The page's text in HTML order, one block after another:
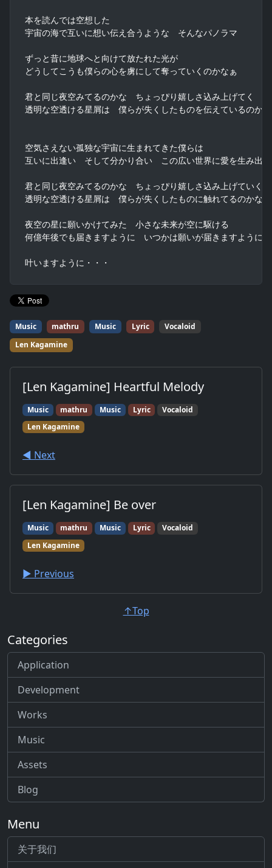
本を読んでは空想した
宇宙の海で互いに想い伝え合うような　そんなパノラマ
ずっと昔に地球へと向けて放たれた光が
どうしてこうも僕らの心を虜にして奪っていくのかなぁ
君と同じ夜空みてるのかな　ちょっぴり嬉しさ込み上げてく
透明な空透ける星屑は　僕らが失くしたものを伝えているのかな
空気さえない孤独な宇宙に生まれてきた僕らは
互いに出逢い　そして分かり合い　この広い世界に愛を生み出
君と同じ夜空みてるのかな　ちょっぴり嬉しさ込み上げていく
透明な空透ける星屑は　僕らが失くしたものに触れてるのかな
夜空の星に願いかけてみた　小さな未来が空に駆ける
何億年後でも届きますように　いつかは願いが届きますように
叶いますように・・・
Music mathru Music Lyric
Vocaloid
Len Kagamine
[Len Kagamine] Heartful Melody
Music mathru Music Lyric
Vocaloid
Len Kagamine
◀︎ Next
[Len Kagamine] Be over
Music mathru Music Lyric
Vocaloid
Len Kagamine
▶︎ Previous
↑Top
Categories
Application
Development
Works
Music
Assets
Blog
Menu
关于我们